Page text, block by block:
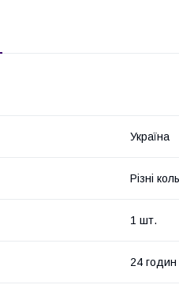
Україна
Різні
1 шт.
24 годин